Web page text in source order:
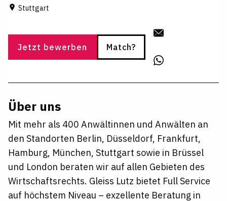
Stuttgart
Jetzt bewerben Match?
Über uns
Mit mehr als 400 Anwältinnen und Anwälten an
den Standorten Berlin, Düsseldorf, Frankfurt,
Hamburg, München, Stuttgart sowie in Brüssel
und London beraten wir auf allen Gebieten des
Wirtschaftsrechts. Gleiss Lutz bietet Full Service
auf höchstem Niveau – exzellente Beratung in